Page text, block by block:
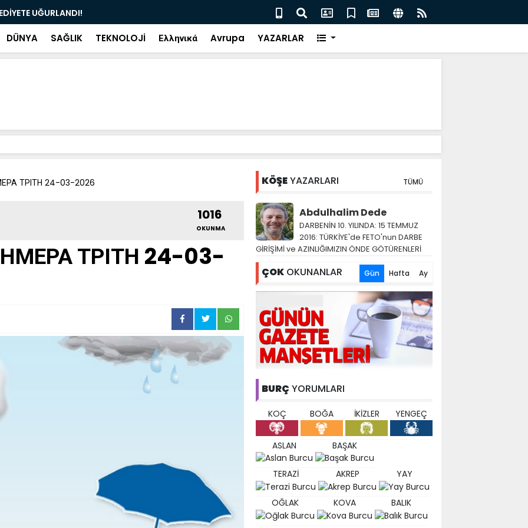
çıkan ve çöpe atılan bilet iki gün sonra Salah transferi için İngiliz medyası ne diyor?
DÜNYA SAĞLIK TEKNOLOJİ Ελληνικά Avrupa YAZARLAR
ΤΡΙΤΗ 24-03-2026
1016
OKUNMA
ΤΡΙΤΗ 24-03-
KÖŞEYAZARLARI TÜMÜ
Abdulhalim Dede
DARBENİN 10. YILINDA: 15 TEMMUZ
2016: TÜRKİYE'de FETO'nun DARBE
GİRİŞİMİ ve AZINLIĞIMIZIN ÖNDE GÖTÜRENLERİ
ÇOK OKUNANLAR Gün Hafta Ay
BURÇ YORUMLARI
KOÇ BOĞA İKİZLER YENGEÇ
ASLAN BAŞAK
TERAZİ AKREP YAY
OĞLAK KOVA BALIK